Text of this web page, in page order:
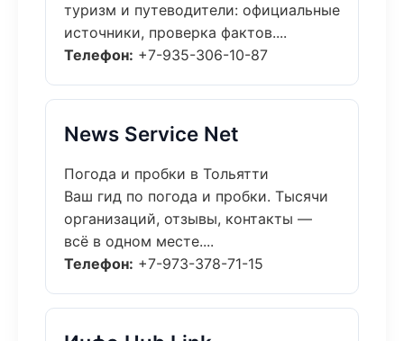
туризм и путеводители: официальные
источники, проверка фактов....
Телефон: +7-935-306-10-87
News Service Net
Погода и пробки в Тольятти
Ваш гид по погода и пробки. Тысячи
организаций, отзывы, контакты —
всё в одном месте....
Телефон: +7-973-378-71-15